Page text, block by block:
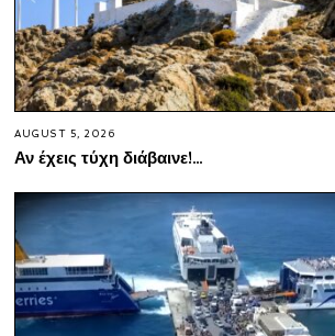
AUGUST 5, 2026
Αν έχεις τύχη διάβαινε!…